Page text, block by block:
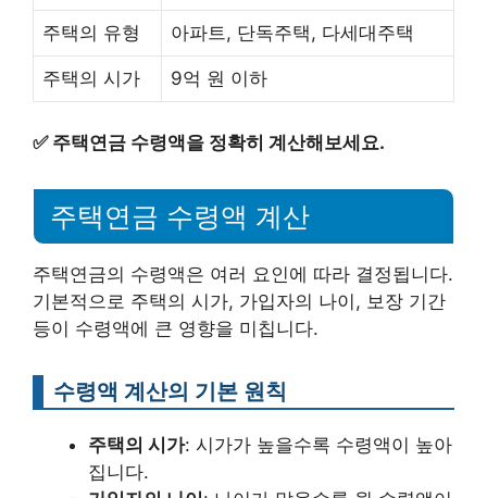
주택의 유형 아파트, 단독주택, 다세대주택
주택의 시가 9억 원 이하
✅ 주택연금 수령액을 정확히 계산해보세요.
주택연금 수령액 계산
주택연금의 수령액은 여러 요인에 따라 결정됩니다.
기본적으로 주택의 시가, 가입자의 나이, 보장 기간
등이 수령액에 큰 영향을 미칩니다.
수령액 계산의 기본 원칙
주택의 시가: 시가가 높을수록 수령액이 높아
집니다.